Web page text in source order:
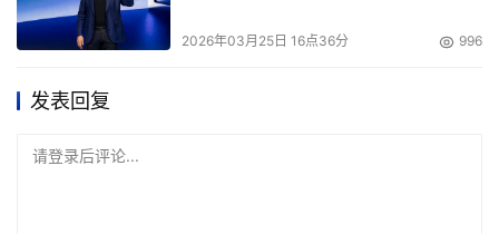
2026年03月25日 16点36分 996
发表回复
请登录后评论...